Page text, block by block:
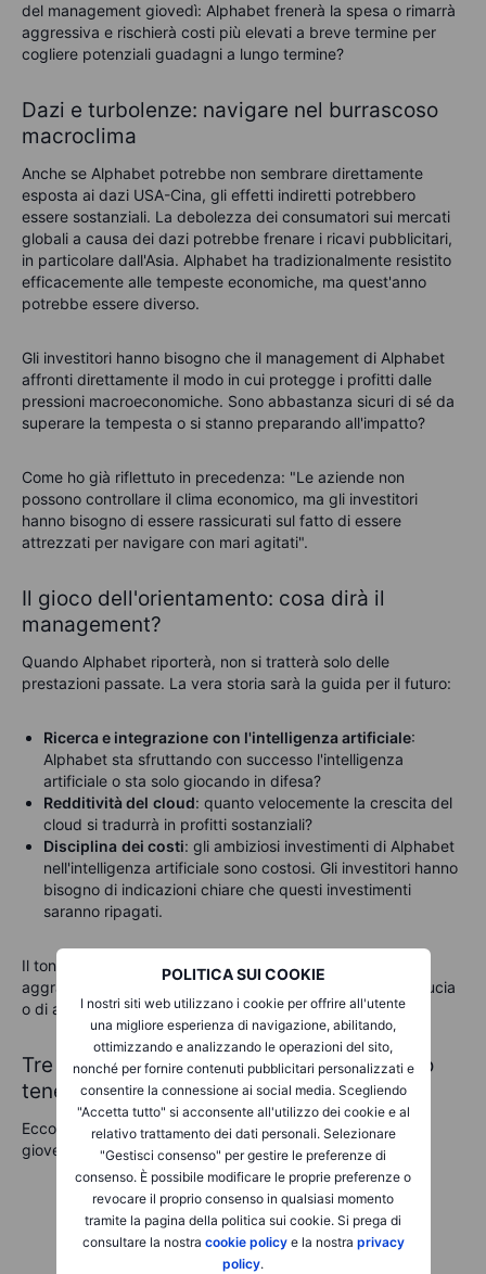
POLITICA SUI COOKIE
I nostri siti web utilizzano i cookie per offrire all'utente
una migliore esperienza di navigazione, abilitando,
ottimizzando e analizzando le operazioni del sito,
nonché per fornire contenuti pubblicitari personalizzati e
consentire la connessione ai social media. Scegliendo
"Accetta tutto" si acconsente all'utilizzo dei cookie e al
relativo trattamento dei dati personali. Selezionare
"Gestisci consenso" per gestire le preferenze di
consenso. È possibile modificare le proprie preferenze o
revocare il proprio consenso in qualsiasi momento
tramite la pagina della politica sui cookie. Si prega di
consultare la nostra cookie policye la nostra privacy
policy.
del management giovedì: Alphabet frenerà la spesa o rimarrà
aggressiva e rischierà costi più elevati a breve termine per
cogliere potenziali guadagni a lungo termine?
Dazi e turbolenze: navigare nel burrascoso
macroclima
Anche se Alphabet potrebbe non sembrare direttamente
esposta ai dazi USA-Cina, gli effetti indiretti potrebbero
essere sostanziali. La debolezza dei consumatori sui mercati
globali a causa dei dazi potrebbe frenare i ricavi pubblicitari,
in particolare dall'Asia. Alphabet ha tradizionalmente resistito
efficacemente alle tempeste economiche, ma quest'anno
potrebbe essere diverso.
Gli investitori hanno bisogno che il management di Alphabet
affronti direttamente il modo in cui protegge i profitti dalle
pressioni macroeconomiche. Sono abbastanza sicuri di sé da
superare la tempesta o si stanno preparando all'impatto?
Come ho già riflettuto in precedenza: "Le aziende non
possono controllare il clima economico, ma gli investitori
hanno bisogno di essere rassicurati sul fatto di essere
attrezzati per navigare con mari agitati".
Il gioco dell'orientamento: cosa dirà il
management?
Quando Alphabet riporterà, non si tratterà solo delle
prestazioni passate. La vera storia sarà la guida per il futuro:
Ricerca e integrazione con l'intelligenza artificiale:
Alphabet sta sfruttando con successo l'intelligenza
artificiale o sta solo giocando in difesa?
Redditività del cloud: quanto velocemente la crescita del
cloud si tradurrà in profitti sostanziali?
Disciplina dei costi: gli ambiziosi investimenti di Alphabet
nell'intelligenza artificiale sono costosi. Gli investitori hanno
bisogno di indicazioni chiare che questi investimenti
saranno ripagati.
Il tono del management qui sarà cruciale. Gli investitori si
aggrapperanno a ogni parola, alla ricerca di segnali di fiducia
o di avvertimento.
Tre cose cruciali che gli investitori devono
tenere d'occhio
Ecco tre cose semplici e chiare che dovresti guardare per
giovedì:
Chiarezza dell'intelligenza artificiale: ascolta
attentamente le mosse strategiche di Alphabet
sull'integrazione dell'intelligenza artificiale. Se
Alphabet si posiziona in modo convincente come